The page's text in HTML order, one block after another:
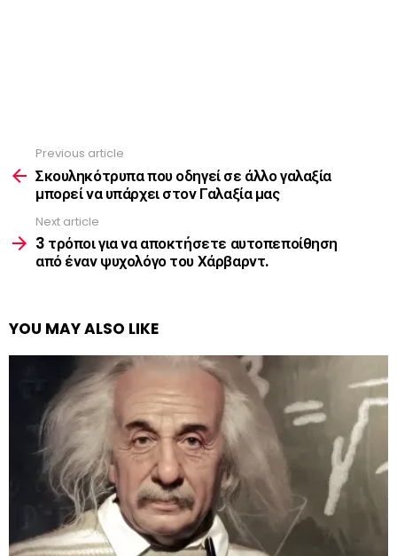
more
Previous article
Σκουληκότρυπα που οδηγεί σε άλλο γαλαξία
μπορεί να υπάρχει στον Γαλαξία μας
Next article
3 τρόποι για να αποκτήσετε αυτοπεποίθηση
από έναν ψυχολόγο του Χάρβαρντ.
YOU MAY ALSO LIKE